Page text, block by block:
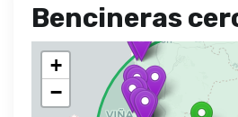
Bencineras
+
−